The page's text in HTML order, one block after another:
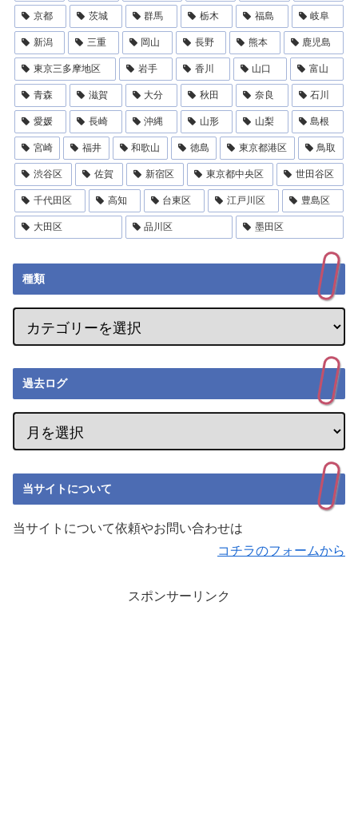
京都 茨城 群馬 栃木 福島 岐阜
新潟 三重 岡山 長野 熊本 鹿児島
東京三多摩地区 岩手 香川 山口 富山
青森 滋賀 大分 秋田 奈良 石川
愛媛 長崎 沖縄 山形 山梨 島根
宮崎 福井 和歌山 徳島 東京都港区 鳥取
渋谷区 佐賀 新宿区 東京都中央区 世田谷区
千代田区 高知 台東区 江戸川区 豊島区
大田区 品川区 墨田区
種類
過去ログ
当サイトについて
当サイトについて依頼やお問い合わせは
コチラのフォームから
スポンサーリンク